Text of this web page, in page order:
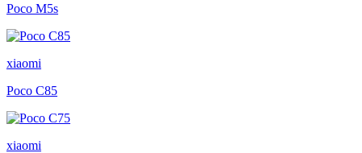
Poco M5s
xiaomi
Poco C85
xiaomi